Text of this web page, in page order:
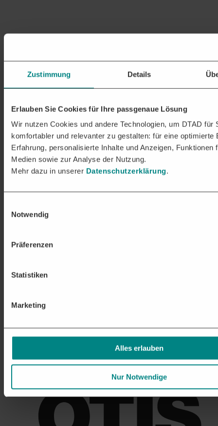
Zustimmung Details
Erlauben Sie Cookies für Ihre passgenaue Lösung
Wir nutzen Cookies und andere Technologien, um DTAD für
komfortabler und relevanter zu gestalten: für eine optimierte
Erfahrung, personalisierte Inhalte und Anzeigen, Funktionen
Medien sowie zur Analyse der Nutzung.
Mehr dazu in unserer Datenschutzerklärung.
Notwendig
Präferenzen
Statistiken
Marketing
Alles erlauben
Nur Notwendige